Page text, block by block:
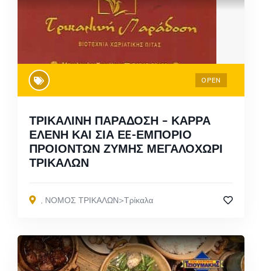
OPEN
ΤΡΙΚΑΛΙΝΗ ΠΑΡΑΔΟΣΗ – ΚΑΡΡΑ
ΕΛΕΝΗ ΚΑΙ ΣΙΑ ΕE-ΕΜΠΟΡΙΟ
ΠΡΟΙΟΝΤΩΝ ΖΥΜΗΣ ΜΕΓΑΛΟΧΩΡΙ
ΤΡΙΚΑΛΩΝ
, ΝΟΜΟΣ ΤΡΙΚΑΛΩΝ>Τρίκαλα